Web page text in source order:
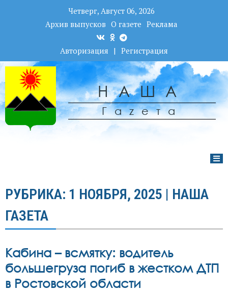
Четверг, Август 06, 2026
Архив выпусков О газете Реклама
Авторизация | Регистрация
НАША
Гаzета
РУБРИКА: 1 НОЯБРЯ, 2025 | НАША
ГАЗЕТА
Кабина – всмятку: водитель
большегруза погиб в жестком ДТП
в Ростовской области